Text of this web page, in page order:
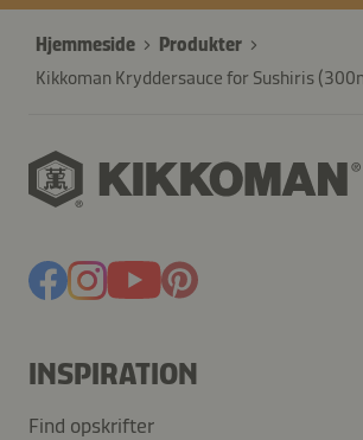
Hjemmeside
Produkter
Kikkoman Kryddersauce for Sushiris
INSPIRATION
Find opskrifter